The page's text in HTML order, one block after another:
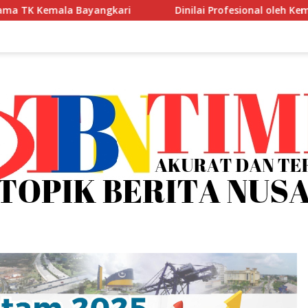
Dinilai Profesional oleh Kemendagri, GAPERKASINDO